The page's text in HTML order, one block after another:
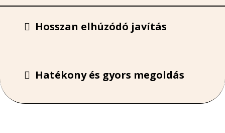
Hosszan elhúzódó javítás
Hatékony és gyors megoldás